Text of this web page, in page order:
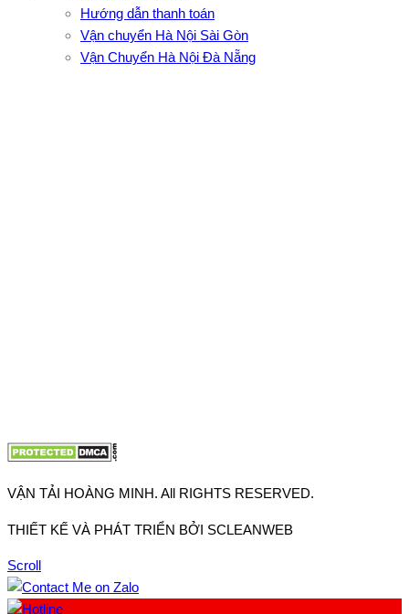
Hướng dẫn thanh toán
Vận chuyển Hà Nội Sài Gòn
Vận Chuyển Hà Nội Đà Nẵng
VẬN TẢI HOÀNG MINH. All RIGHTS RESERVED.
THIẾT KẾ VÀ PHÁT TRIỂN BỞI SCLEANWEB
Scroll